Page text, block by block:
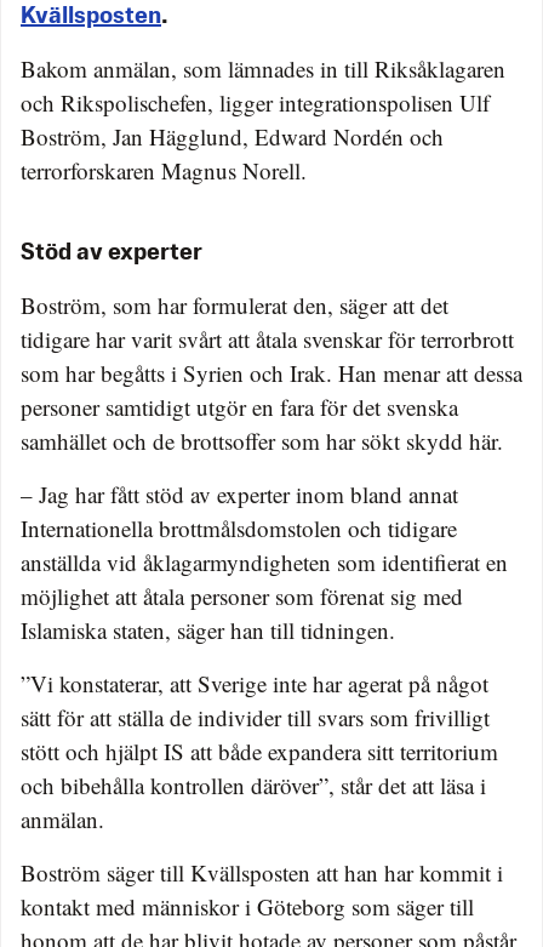
Kvällsposten.
Bakom anmälan, som lämnades in till Riksåklagaren
och Rikspolischefen, ligger integrationspolisen Ulf
Boström, Jan Hägglund, Edward Nordén och
terrorforskaren Magnus Norell.
Stöd av experter
Boström, som har formulerat den, säger att det
tidigare har varit svårt att åtala svenskar för terrorbrott
som har begåtts i Syrien och Irak. Han menar att dessa
personer samtidigt utgör en fara för det svenska
samhället och de brottsoffer som har sökt skydd här.
– Jag har fått stöd av experter inom bland annat
Internationella brottmålsdomstolen och tidigare
anställda vid åklagarmyndigheten som identifierat en
möjlighet att åtala personer som förenat sig med
Islamiska staten, säger han till tidningen.
”Vi konstaterar, att Sverige inte har agerat på något
sätt för att ställa de individer till svars som frivilligt
stött och hjälpt IS att både expandera sitt territorium
och bibehålla kontrollen däröver”, står det att läsa i
anmälan.
Boström säger till Kvällsposten att han har kommit i
kontakt med människor i Göteborg som säger till
honom att de har blivit hotade av personer som påstår